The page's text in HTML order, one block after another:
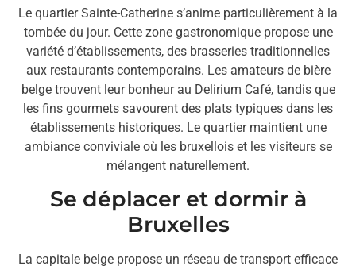
Le quartier Sainte-Catherine s’anime particulièrement à la
tombée du jour. Cette zone gastronomique propose une
variété d’établissements, des brasseries traditionnelles
aux restaurants contemporains. Les amateurs de bière
belge trouvent leur bonheur au Delirium Café, tandis que
les fins gourmets savourent des plats typiques dans les
établissements historiques. Le quartier maintient une
ambiance conviviale où les bruxellois et les visiteurs se
mélangent naturellement.
Se déplacer et dormir à
Bruxelles
La capitale belge propose un réseau de transport efficace